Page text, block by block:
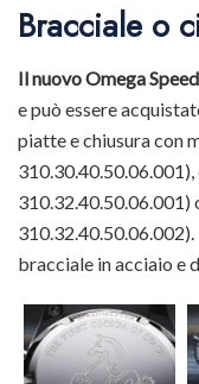
Bracciale o
Il nuovo Omega
e può essere
piatte e chiusura con
310.32.40.50.06.001)
310.32.40.50.06.002).
bracciale in acciaio e